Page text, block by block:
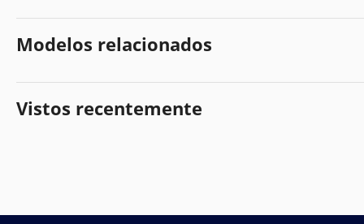
Modelos relacionados
Vistos recentemente